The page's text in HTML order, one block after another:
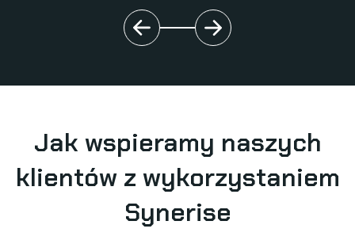
Jak wspieramy naszych
klientów z wykorzystaniem
Synerise